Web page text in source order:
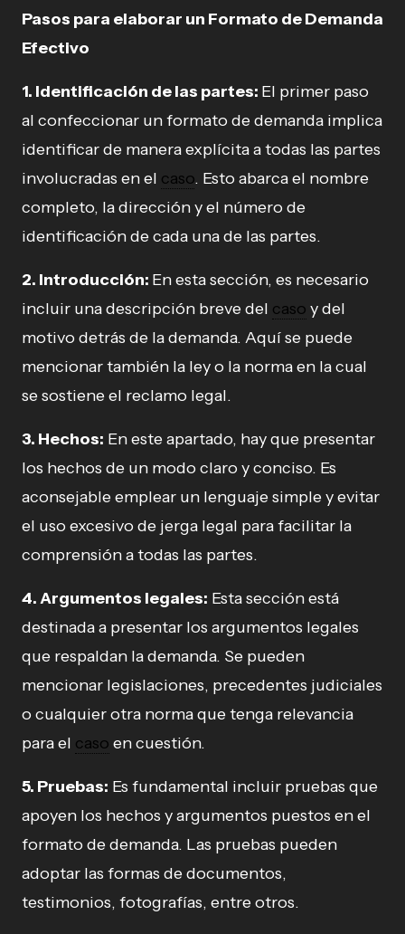
Pasos para elaborar un Formato de Demanda
Efectivo
1. Identificación de las partes: El primer paso
al confeccionar un formato de demanda implica
identificar de manera explícita a todas las partes
involucradas en el caso. Esto abarca el nombre
completo, la dirección y el número de
identificación de cada una de las partes.
2. Introducción: En esta sección, es necesario
incluir una descripción breve del caso y del
motivo detrás de la demanda. Aquí se puede
mencionar también la ley o la norma en la cual
se sostiene el reclamo legal.
3. Hechos: En este apartado, hay que presentar
los hechos de un modo claro y conciso. Es
aconsejable emplear un lenguaje simple y evitar
el uso excesivo de jerga legal para facilitar la
comprensión a todas las partes.
4. Argumentos legales: Esta sección está
destinada a presentar los argumentos legales
que respaldan la demanda. Se pueden
mencionar legislaciones, precedentes judiciales
o cualquier otra norma que tenga relevancia
para el caso en cuestión.
5. Pruebas: Es fundamental incluir pruebas que
apoyen los hechos y argumentos puestos en el
formato de demanda. Las pruebas pueden
adoptar las formas de documentos,
testimonios, fotografías, entre otros.